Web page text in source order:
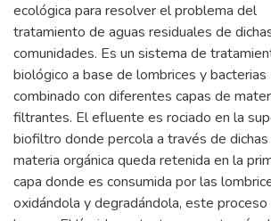
ecológica para resolver el problema del
tratamiento de aguas residuales de
comunidades. Es un sistema de
biológico a base de lombrices y bacterias
combinado con diferentes capas de
filtrantes. El efluente es rociado en la
biofiltro donde percola a través de dichas
materia orgánica queda retenida en la
capa donde es consumida por las
oxidándola y degradándola, este proceso